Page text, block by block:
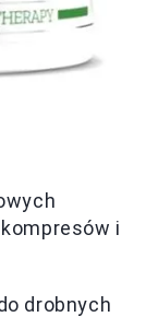
i
drobnych